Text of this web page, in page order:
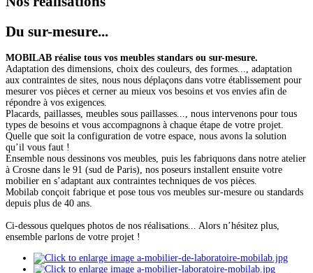
Du sur-mesure...
MOBILAB réalise tous vos meubles standars ou sur-mesure.
Adaptation des dimensions, choix des couleurs, des formes..., adaptation
aux contraintes de sites, nous nous déplaçons dans votre établissement pour
mesurer vos pièces et cerner au mieux vos besoins et vos envies afin de
répondre à vos exigences.
Placards, paillasses, meubles sous paillasses..., nous intervenons pour tous
types de besoins et vous accompagnons à chaque étape de votre projet.
Quelle que soit la configuration de votre espace, nous avons la solution
qu’il vous faut !
Ensemble nous dessinons vos meubles, puis les fabriquons dans notre atelier
à Crosne dans le 91 (sud de Paris), nos poseurs installent ensuite votre
mobilier en s’adaptant aux contraintes techniques de vos pièces.
Mobilab conçoit fabrique et pose tous vos meubles sur-mesure ou standards
depuis plus de 40 ans.
Ci-dessous quelques photos de nos réalisations... Alors n’hésitez plus,
ensemble parlons de votre projet !